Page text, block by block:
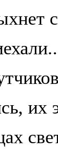
их